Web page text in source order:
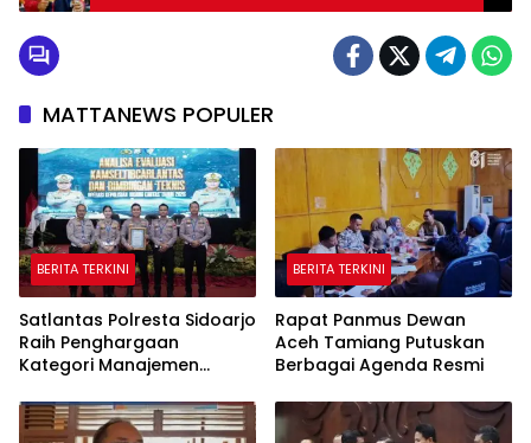
MATTANEWS POPULER
BERITA TERKINI
Satlantas Polresta Sidoarjo
Raih Penghargaan
Kategori Manajemen
Ketupat Semeru 2026
BERITA TERKINI
Rapat Panmus Dewan
Aceh Tamiang Putuskan
Berbagai Agenda Resmi